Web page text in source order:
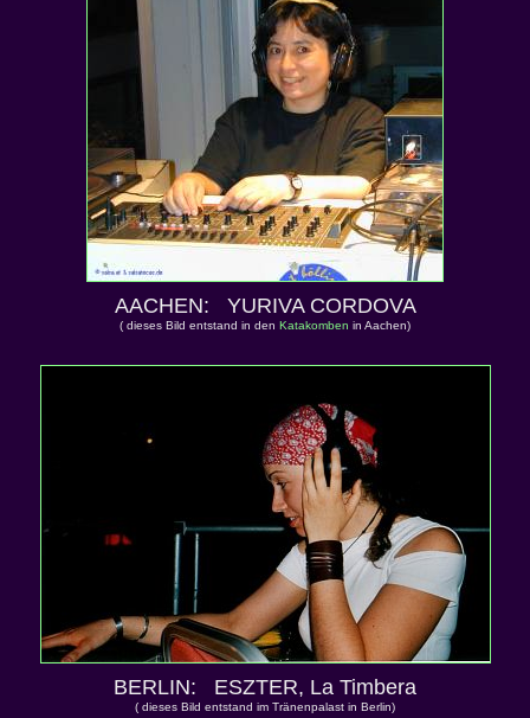
AACHEN: YURIVA CORDOVA
( dieses Bild entstand in den Katakomben in Aachen)
BERLIN: ESZTER, La Timbera
( dieses Bild entstand im Tränenpalast in Berlin)